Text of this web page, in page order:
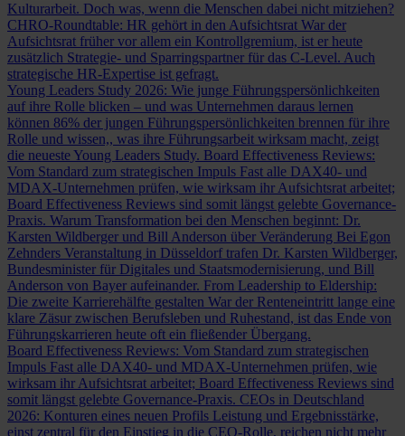
Kulturarbeit. Doch was, wenn die Menschen dabei nicht mitziehen?
CHRO-Roundtable: HR gehört in den Aufsichtsrat War der
Aufsichtsrat früher vor allem ein Kontrollgremium, ist er heute
zusätzlich Strategie- und Sparringspartner für das C-Level. Auch
strategische HR-Expertise ist gefragt.
Young Leaders Study 2026: Wie junge Führungspersönlichkeiten
auf ihre Rolle blicken – und was Unternehmen daraus lernen
können 86% der jungen Führungspersönlichkeiten brennen für ihre
Rolle und wissen,, was ihre Führungsarbeit wirksam macht, zeigt
die neueste Young Leaders Study. Board Effectiveness Reviews:
Vom Standard zum strategischen Impuls Fast alle DAX40- und
MDAX-Unternehmen prüfen, wie wirksam ihr Aufsichtsrat arbeitet;
Board Effectiveness Reviews sind somit längst gelebte Governance-
Praxis. Warum Transformation bei den Menschen beginnt: Dr.
Karsten Wildberger und Bill Anderson über Veränderung Bei Egon
Zehnders Veranstaltung in Düsseldorf trafen Dr. Karsten Wildberger,
Bundesminister für Digitales und Staatsmodernisierung, und Bill
Anderson von Bayer aufeinander. From Leadership to Eldership:
Die zweite Karrierehälfte gestalten War der Renteneintritt lange eine
klare Zäsur zwischen Berufsleben und Ruhestand, ist das Ende von
Führungskarrieren heute oft ein fließender Übergang.
Board Effectiveness Reviews: Vom Standard zum strategischen
Impuls Fast alle DAX40- und MDAX-Unternehmen prüfen, wie
wirksam ihr Aufsichtsrat arbeitet; Board Effectiveness Reviews sind
somit längst gelebte Governance-Praxis. CEOs in Deutschland
2026: Konturen eines neuen Profils Leistung und Ergebnisstärke,
einst zentral für den Einstieg in die CEO-Rolle, reichen nicht mehr